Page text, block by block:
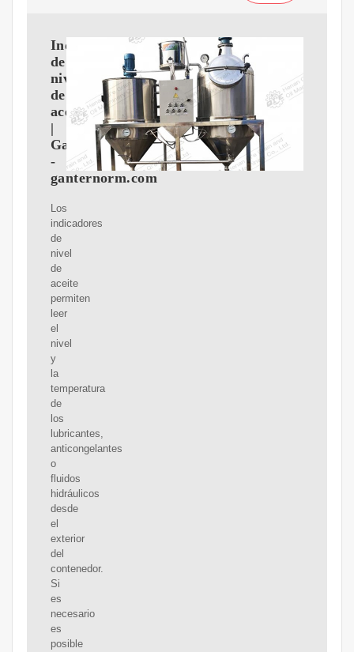
Indicadores
de
nivel
de
aceite
|
Ganter
-
ganternorm.com
Los
indicadores
de
nivel
de
aceite
permiten
leer
el
nivel
y
la
temperatura
de
los
lubricantes,
anticongelantes
o
fluidos
hidráulicos
desde
el
exterior
del
contenedor.
Si
es
necesario
es
posible